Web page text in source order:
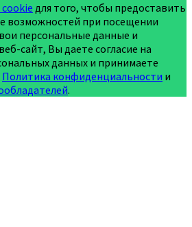
для того, чтобы предоставить
возможностей при посещении
персональные данные и
сайт, Вы даете согласие на
данных и принимаете
Политика конфиденциальности и
.